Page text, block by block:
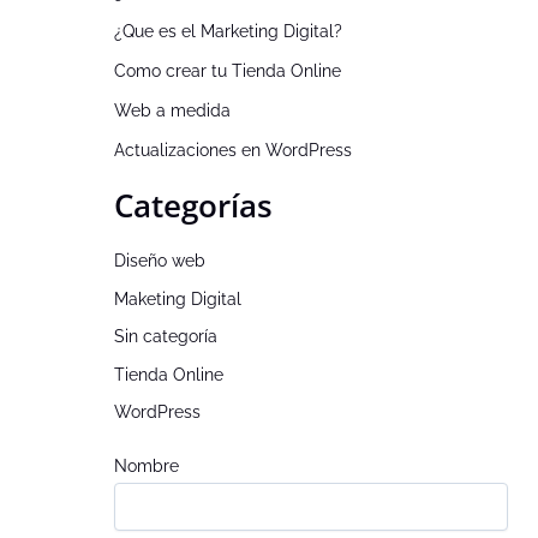
¿Que es el Marketing Digital?
Como crear tu Tienda Online
Web a medida
Actualizaciones en WordPress
Categorías
Diseño web
Maketing Digital
Sin categoría
Tienda Online
WordPress
Nombre